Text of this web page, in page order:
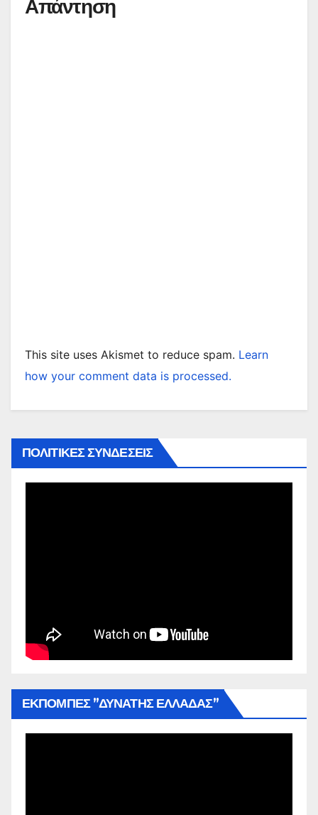
Απάντηση
This site uses Akismet to reduce spam. Learn
how your comment data is processed.
ΠΟΛΙΤΙΚΕΣ ΣΥΝΔΕΣΕΙΣ
ΕΚΠΟΜΠΕΣ ”ΔΥΝΑΤΗΣ ΕΛΛΑΔΑΣ”